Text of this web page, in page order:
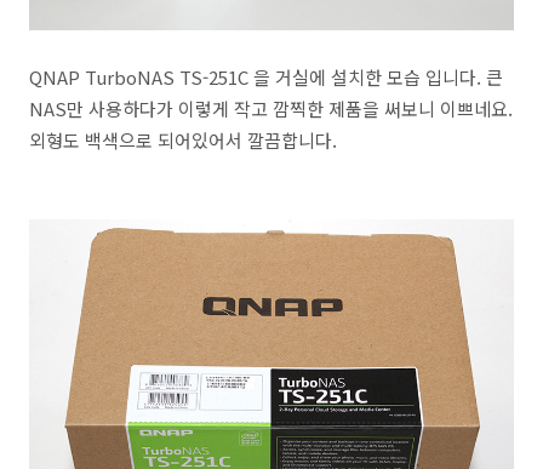
QNAP TurboNAS TS-251C 을 거실에 설치한 모습 입니다. 큰
NAS만 사용하다가 이렇게 작고 깜찍한 제품을 써보니 이쁘네요.
외형도 백색으로 되어있어서 깔끔합니다.